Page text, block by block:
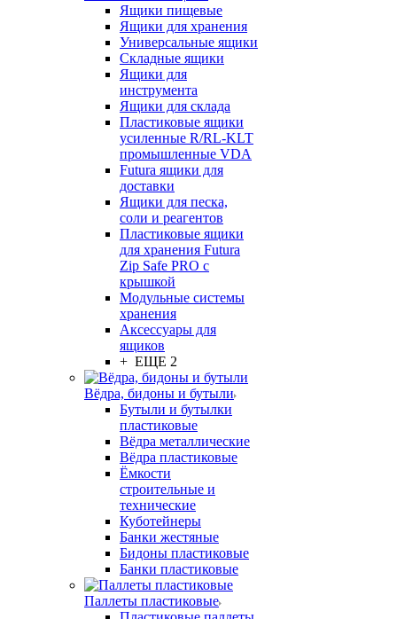
Ящики пищевые
Ящики для хранения
Универсальные ящики
Складные ящики
Ящики для
инструмента
Ящики для склада
Пластиковые ящики
усиленные R/RL-KLT
промышленные VDA
Futura ящики для
доставки
Ящики для песка,
соли и реагентов
Пластиковые ящики
для хранения Futura
Zip Safe PRO с
крышкой
Модульные системы
хранения
Аксессуары для
ящиков
+ ЕЩЕ 2
Вёдра, бидоны и бутыли
Бутыли и бутылки
пластиковые
Вёдра металлические
Вёдра пластиковые
Ёмкости
строительные и
технические
Куботейнеры
Банки жестяные
Бидоны пластиковые
Банки пластиковые
Паллеты пластиковые